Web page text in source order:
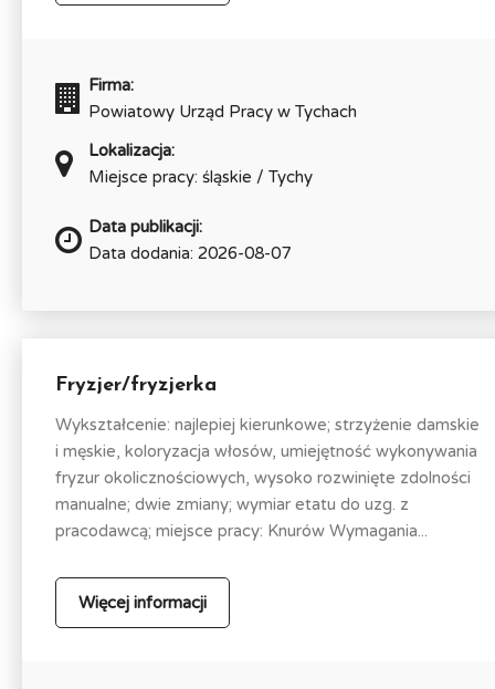
Firma:
Powiatowy Urząd Pracy w Tychach
Lokalizacja:
Miejsce pracy: śląskie / Tychy
Data publikacji:
Data dodania: 2026-08-07
Fryzjer/fryzjerka
Wykształcenie: najlepiej kierunkowe; strzyżenie damskie
i męskie, koloryzacja włosów, umiejętność wykonywania
fryzur okolicznościowych, wysoko rozwinięte zdolności
manualne; dwie zmiany; wymiar etatu do uzg. z
pracodawcą; miejsce pracy: Knurów Wymagania...
Więcej informacji